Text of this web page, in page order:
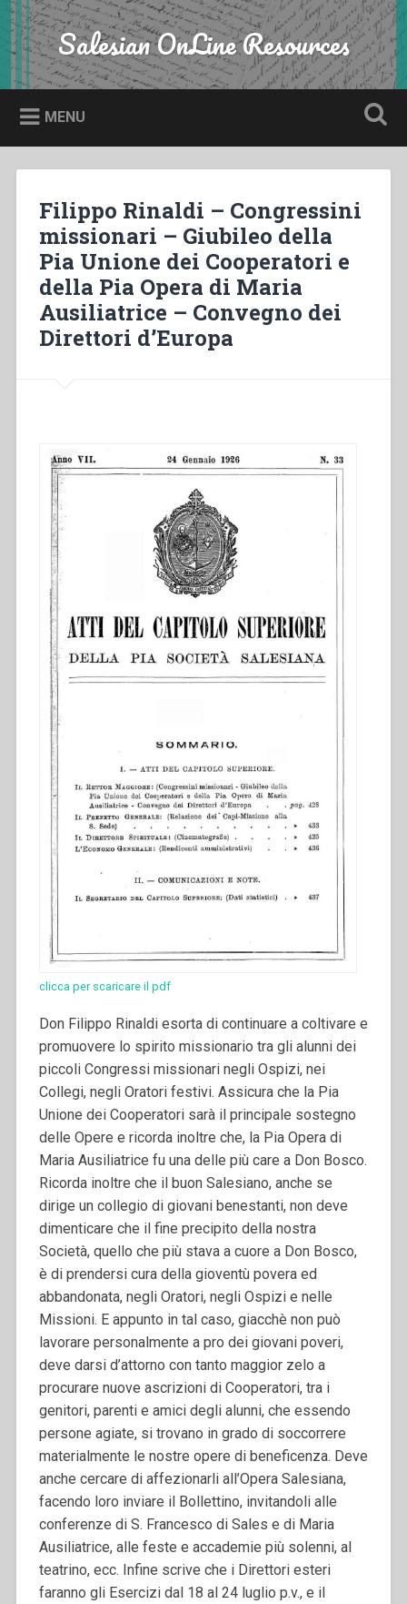
Skip
to
content
Search Salesian OnLine Resources
MENU
Filippo Rinaldi – Congressini
missionari – Giubileo della
Pia Unione dei Cooperatori e
della Pia Opera di Maria
Ausiliatrice – Convegno dei
Direttori d’Europa
clicca per scaricare il pdf
Don Filippo Rinaldi esorta di continuare a coltivare e
promuovere lo spirito missionario tra gli alunni dei
piccoli Congressi missionari negli Ospizi, nei
Collegi, negli Oratori festivi. Assicura che la Pia
Unione dei Cooperatori sarà il principale sostegno
delle Opere e ricorda inoltre che, la Pia Opera di
Maria Ausiliatrice fu una delle più care a Don Bosco.
Ricorda inoltre che il buon Salesiano, anche se
dirige un collegio di giovani benestanti, non deve
dimenticare che il fine precipito della nostra
Società, quello che più stava a cuore a Don Bosco,
è di prendersi cura della gioventù povera ed
abbandonata, negli Oratori, negli Ospizi e nelle
Missioni. E appunto in tal caso, giacchè non può
lavorare personalmente a pro dei giovani poveri,
deve darsi d’attorno con tanto maggior zelo a
procurare nuove ascrizioni di Cooperatori, tra i
genitori, parenti e amici degli alunni, che essendo
persone agiate, si trovano in grado di soccorrere
materialmente le nostre opere di beneficenza. Deve
anche cercare di affezionarli all’Opera Salesiana,
facendo loro inviare il Bollettino, invitandoli alle
conferenze di S. Francesco di Sales e di Maria
Ausiliatrice, alle feste e accademie più solenni, al
teatrino, ecc. Infine scrive che i Direttori esteri
faranno gli Esercizi dal 18 al 24 luglio p.v., e il